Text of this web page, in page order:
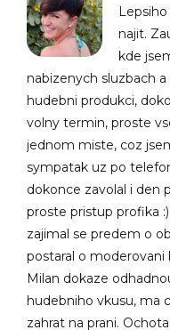
najit.
kde
nabizenych sluzbach
hudebni produkci,
volny termin, proste
jednom miste, coz
sympatak uz po
dokonce zavolal i den
proste pristup profika
zajimal se predem o
postaral o
Milan dokaze
hudebniho vkusu, ma
zahrat na prani.